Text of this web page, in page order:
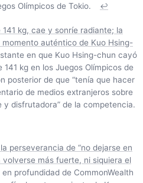
Olímpicos de Tokio.
↩
kg, cae y sonríe radiante; la
auténtico de Kuo Hsing-
en que Kuo Hsing-chun cayó
kg en los Juegos Olímpicos de
posterior de que “tenía que hacer
de medios extranjeros sobre
y disfrutadora” de la competencia.
perseverancia de “no dejarse en
volverse más fuerte, ni siquiera el
profundidad de CommonWealth